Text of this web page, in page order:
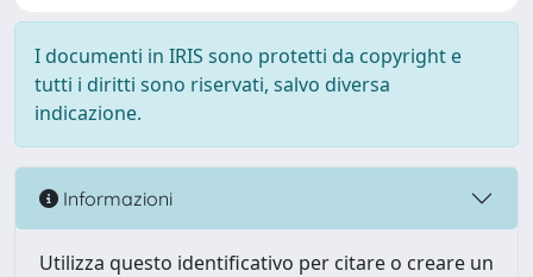
I documenti in IRIS sono protetti da copyright e
tutti i diritti sono riservati, salvo diversa
indicazione.
Informazioni
Utilizza questo identificativo per citare o creare un